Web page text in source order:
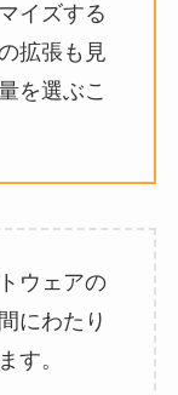
イズする
拡張も見
を選ぶこ
ウェアの
にわたり
す。